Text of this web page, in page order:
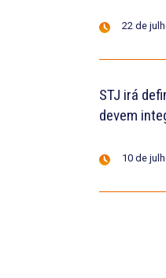
22 de
STJ irá
devem
10 de